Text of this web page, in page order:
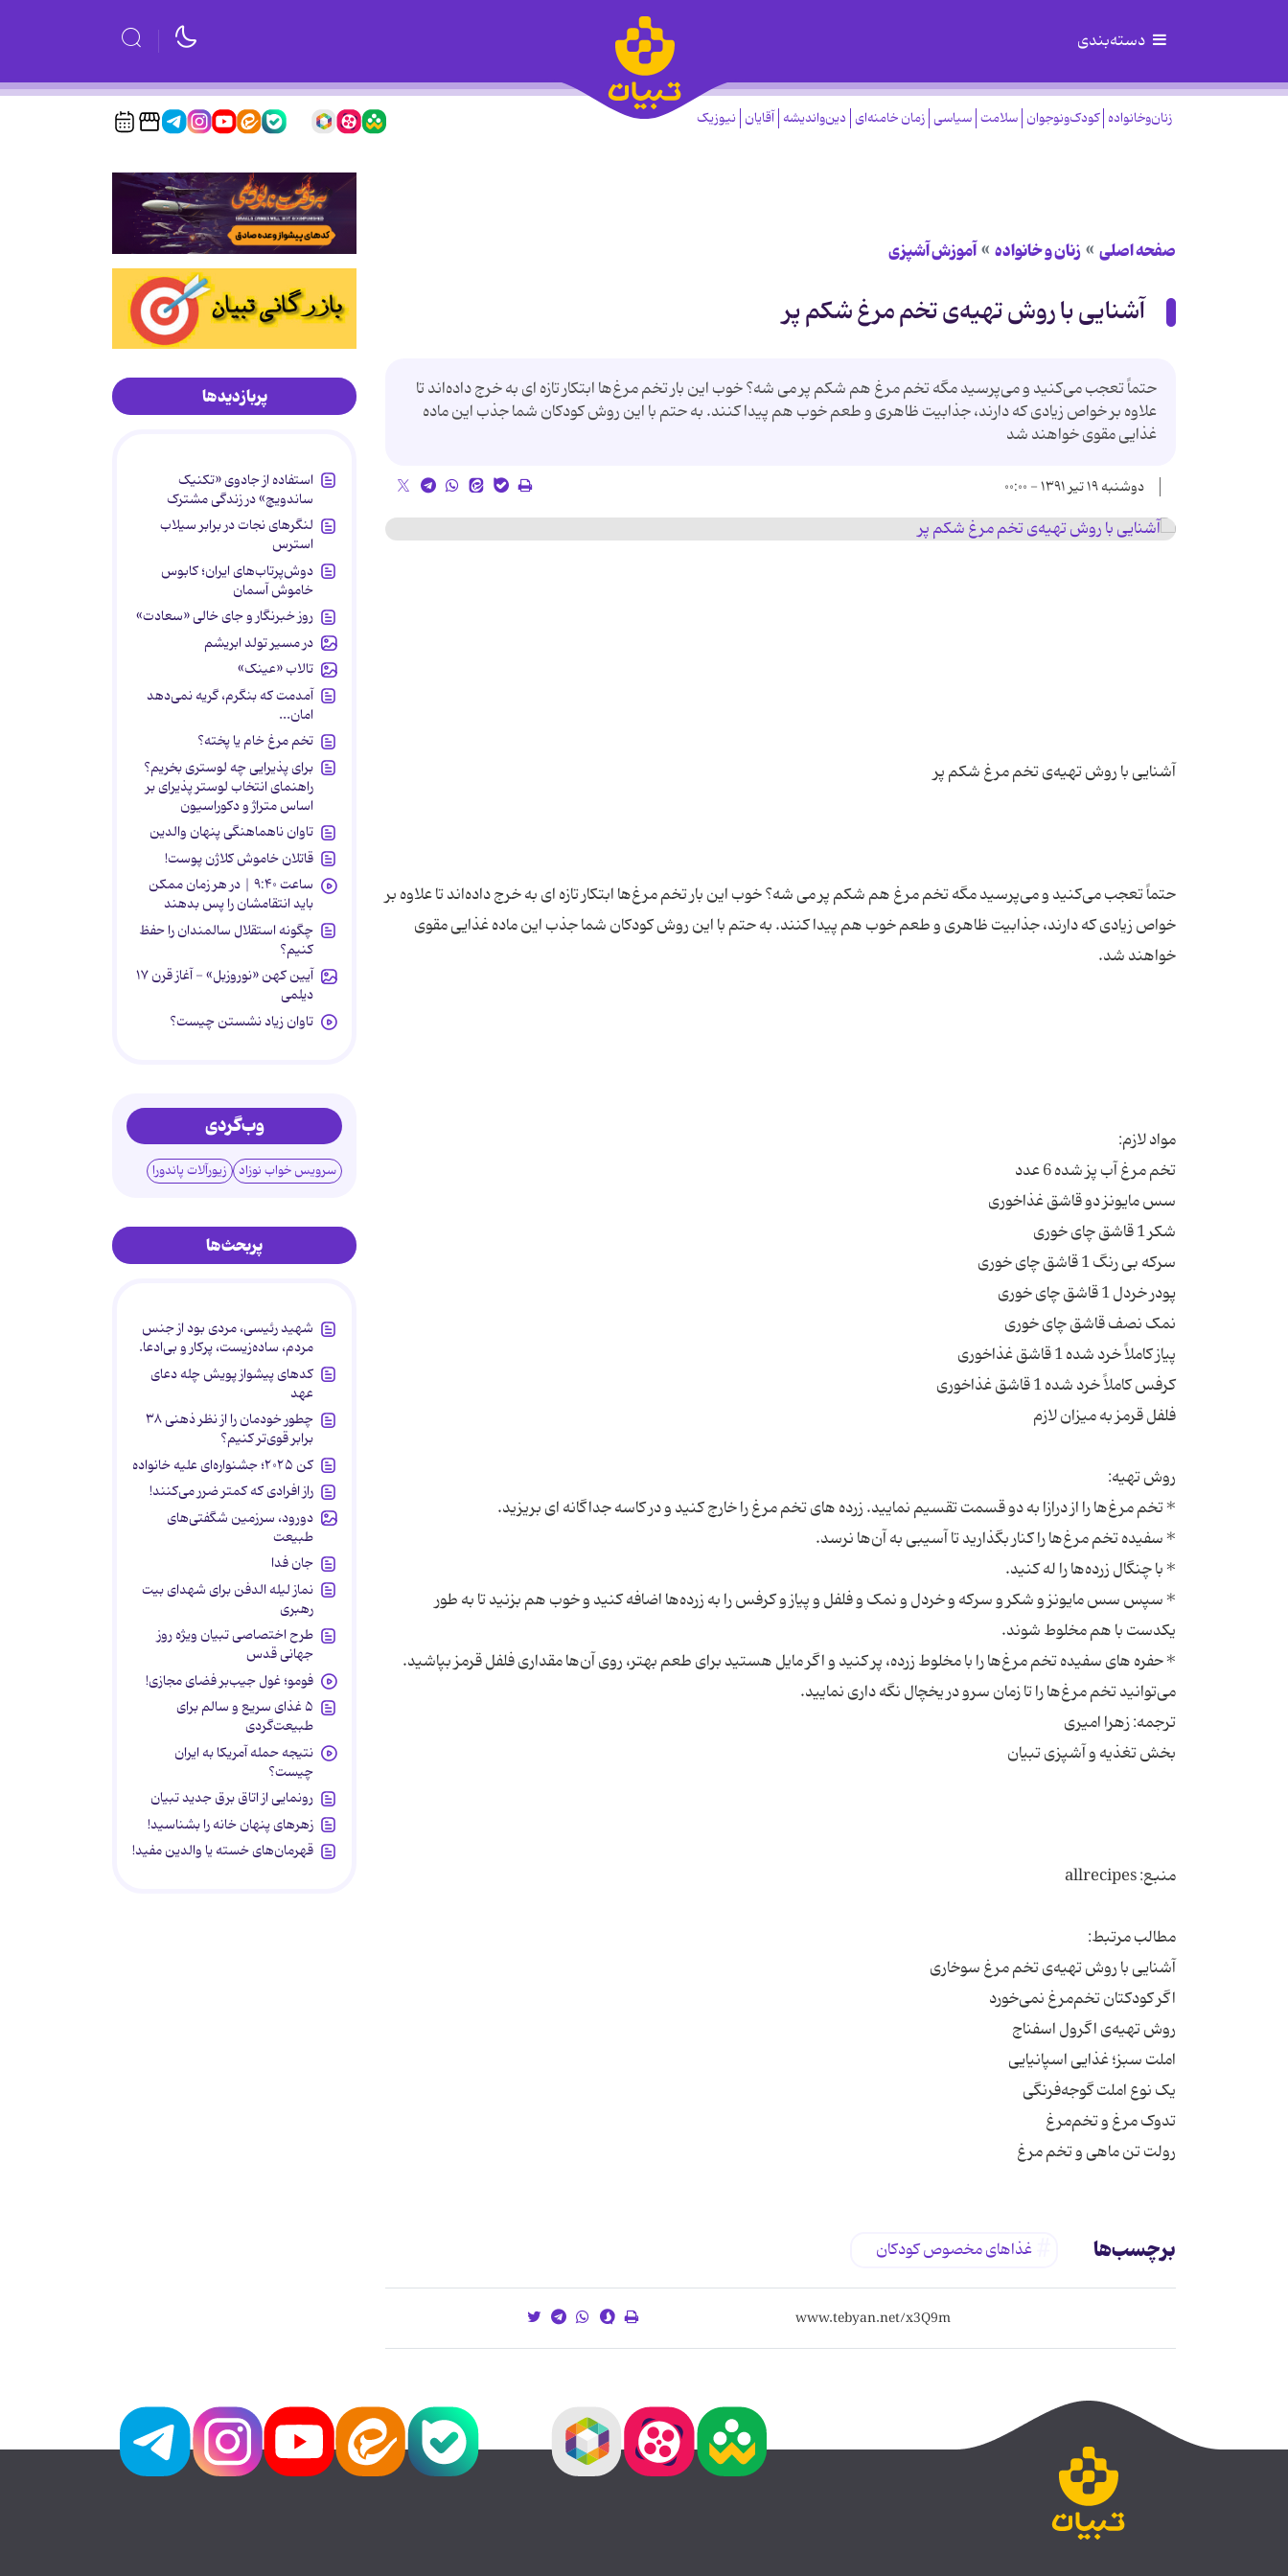
دسته‌بندی
زنان‌وخانواده کودک‌ونوجوان سلامت سیاسی زمان خامنه‌ای دین‌واندیشه آقایان نیوزیک
صفحه اصلی زنان و خانواده آموزش آشپزی
آشنایی با روش تهیه‌ی تخم مرغ شکم پر
حتماً تعجب می‌کنید و می‌پرسید مگه تخم مرغ هم شکم پر می شه؟ خوب این بار تخم مرغ‌ها ابتکار تازه ای به خرج داده‌اند تا
علاوه بر خواص زیادی که دارند، جذابیت ظاهری و طعم خوب هم پیدا کنند. به حتم با این روش کودکان شما جذب این ماده
غذایی مقوی خواهند شد
دوشنبه ۱۹ تیر ۱۳۹۱ - ۰۰:۰۰
حتماً تعجب می‌کنید و می‌پرسید مگه تخم مرغ هم شکم پر می شه؟ خوب این بار تخم مرغ‌ها ابتکار تازه ای به خرج داده‌اند تا علاوه بر
خواص زیادی که دارند، جذابیت ظاهری و طعم خوب هم پیدا کنند. به حتم با این روش کودکان شما جذب این ماده غذایی مقوی
* سپس سس مایونز و شکر و سرکه و خردل و نمک و فلفل و پیاز و کرفس را به زرده‌ها اضافه کنید و خوب هم بزنید تا به طور
* حفره های سفیده تخم مرغ‌ها را با مخلوط زرده، پر کنید و اگر مایل هستید برای طعم بهتر، روی آن‌ها مقداری فلفل قرمز بپاشید.
رولت تن ماهی و تخم مرغ
برچسب‌ها غذاهای مخصوص کودکان
پربازدیدها
استفاده از جادوی «تکنیک
ساندویچ» در زندگی مشترک
لنگرهای نجات در برابر سیلاب
استرس
دوش‌پرتاب‌های ایران؛ کابوس
خاموش آسمان
روز خبرنگار و جای خالی «سعادت»
در مسیر تولد ابریشم
تالاب «عینک»
آمدمت که بنگرم، گریه نمی‌دهد
امان...
تخم مرغ خام یا پخته؟
برای پذیرایی چه لوستری بخریم؟
راهنمای انتخاب لوستر پذیرای بر
اساس متراژ و دکوراسیون
تاوان ناهماهنگی پنهان والدین
قاتلان خاموش کلاژن پوست!
ساعت ۹:۴۰ | در هر زمان ممکن
باید انتقامشان را پس بدهند
چگونه استقلال سالمندان را حفظ
کنیم؟
آیین کهن «نوروزبل» - آغاز قرن ۱۷
دیلمی
تاوان زیاد نشستن چیست؟
وب‌گردی
سرویس خواب نوزاد زیورآلات پاندورا
پربحث‌ها
شهید رئیسی، مردی بود از جنس
مردم، ساده‌زیست، پرکار و بی‌ادعا.
کدهای پیشواز پویش چله دعای
عهد
چطور خودمان را از نظر ذهنی ۳۸
برابر قوی‌تر کنیم؟
کن ۲۰۲۵؛ جشنواره‌ای علیه خانواده
راز افرادی که کمتر ضرر می‌کنند!
دورود، سرزمین شگفتی‌های
طبیعت
جان فدا
نماز لیله الدفن برای شهدای بیت
رهبری
طرح اختصاصی تبیان ویژه روز
جهانی قدس
فومو؛ غول جیب‌بر فضای مجازی!
۵ غذای سریع و سالم برای
طبیعت‌گردی
نتیجه حمله آمریکا به ایران
چیست؟
رونمایی از اتاق برق جدید تبیان
زهرهای پنهان خانه را بشناسید!
قهرمان‌های خسته یا والدین مفید!